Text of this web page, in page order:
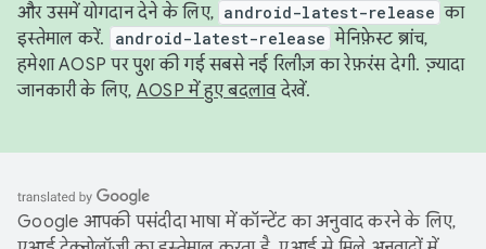
और उसमें योगदान देने के लिए, android-latest-release का
इस्तेमाल करें.
android-latest-release मेनिफ़ेस्ट ब्रांच,
हमेशा AOSP पर पुश की गई सबसे नई रिलीज़ का रेफ़रंस देगी. ज़्यादा
जानकारी के लिए, AOSP में हुए बदलावदेखें.
Google आपकी पसंदीदा भाषा में कॉन्टेंट का अनुवाद करने के लिए,